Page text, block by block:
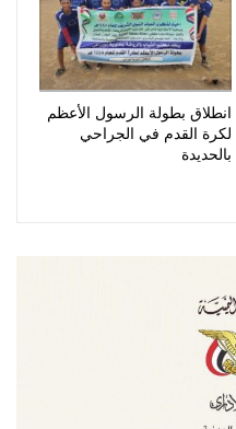
انطلاق بطولة الرسول الأعظم
لكرة القدم في الجراحي
بالحديدة